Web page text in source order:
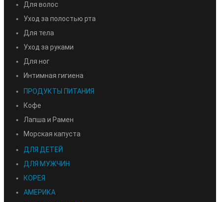
Для волос
Уход за полостью рта
Для тела
Уход за руками
Для ног
Интимная гигиена
ПРОДУКТЫ ПИТАНИЯ
Кофе
Лапша и Рамен
Морская капуста
ДЛЯ ДЕТЕЙ
ДЛЯ МУЖЧИН
КОРЕЯ
АМЕРИКА